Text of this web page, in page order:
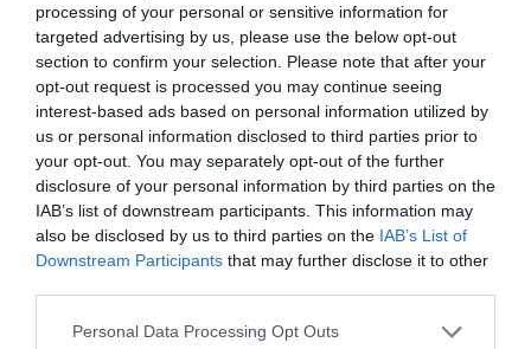
processing of your personal or sensitive information for
targeted advertising by us, please use the below opt-out
section to confirm your selection. Please note that after your
opt-out request is processed you may continue seeing
interest-based ads based on personal information utilized by
us or personal information disclosed to third parties prior to
your opt-out. You may separately opt-out of the further
disclosure of your personal information by third parties on the
IAB’s list of downstream participants. This information may
also be disclosed by us to third parties on the IAB’s List of
Downstream Participants that may further disclose it to other
Please note that this website/app uses one or more Google
Personal Data Processing Opt Outs
ELŐZŐ CIKK
EGYEDÜLÁLLÓ DOLOG KÉSZÜL A NEMZETI VÁGTÁN – 40 LÓ
HÁTÁN ÁLLVA FOGNAK VÁGTÁZNI
KÖVETKEZŐ CIKK
VÍZFÜGGÖNYÖK